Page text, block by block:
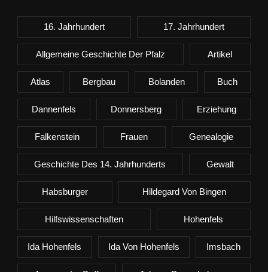
16. Jahrhundert 17. Jahrhundert
Allgemeine Geschichte Der Pfalz Artikel
Atlas Bergbau Bolanden Buch
Dannenfels Donnersberg Erziehung
Falkenstein Frauen Genealogie
Geschichte Des 14. Jahrhunderts Gewalt
Habsburger Hildegard Von Bingen
Hilfswissenschaften Hohenfels
Ida Hohenfels Ida Von Hohenfels Imsbach